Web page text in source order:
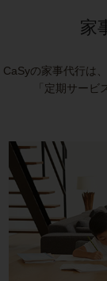
家
CaSyの家事代行は
「定期サービ